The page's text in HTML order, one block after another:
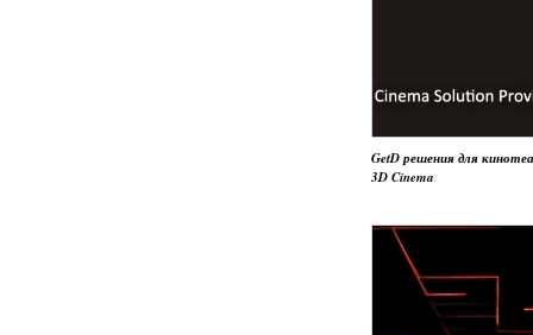
GetD решения для
3D Cinema